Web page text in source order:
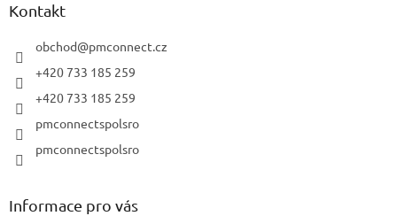
Kontakt
obchod@pmconnect.cz
+420 733 185 259
+420 733 185 259
pmconnectspolsro
pmconnectspolsro
Informace pro vás